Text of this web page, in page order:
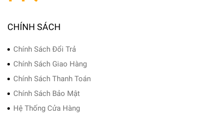
CHÍNH SÁCH
Chính Sách Đổi Trả
Chính Sách Giao Hàng
Chính Sách Thanh Toán
Chính Sách Bảo Mật
Hệ Thống Cửa Hàng